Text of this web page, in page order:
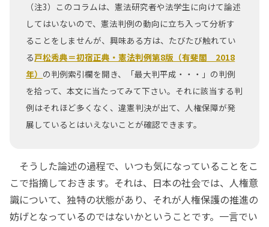
（注3）このコラムは、憲法研究者や法学生に向けて論述
してはいないので、憲法判例の動向に立ち入って分析す
ることをしませんが、興味ある方は、たびたび触れてい
る戸松秀典＝初宿正典・憲法判例第8版（有斐閣 2018
年） の判例索引欄を開き、「最大判平成・・・」の判例
を拾って、本文に当たってみて下さい。それに該当する判
例はそれほど多くなく、違憲判決が出て、人権保障が発
展しているとはいえないことが確認できます。
そうした論述の過程で、いつも気になっていることをこ
こで指摘しておきます。それは、日本の社会では、人権意
識について、独特の状態があり、それが人権保護の推進の
妨げとなっているのではないかということです。一言でい